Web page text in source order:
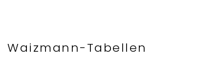
Waizmann-Tabellen